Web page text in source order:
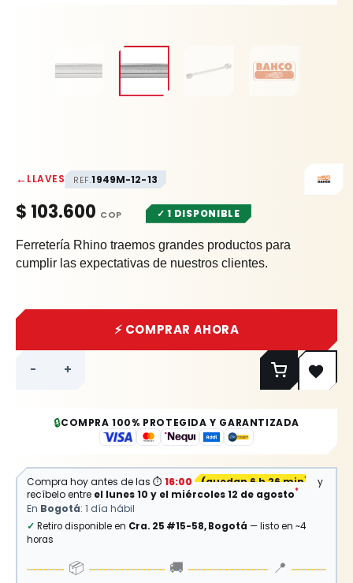
←LLAVES REF.1949M-12-13
$ 103.600 ✓ 1 DISPONIBLE
Ferretería Rhino traemos grandes productos para
cumplir las expectativas de nuestros clientes.
- +
⚡ COMPRAR AHORA
🔒COMPRA 100% PROTEGIDA Y GARANTIZADA
Compra hoy antes de las ⏱ 16:00 (quedan 6 h 26 min)
y
recíbelo entre el lunes 10 y el miércoles 12 de agosto*
En Bogotá: 1 día hábil
✓ Retiro disponible en Cra. 25 #15-58, Bogotá — listo en ~4
horas
📦 🚚 📍